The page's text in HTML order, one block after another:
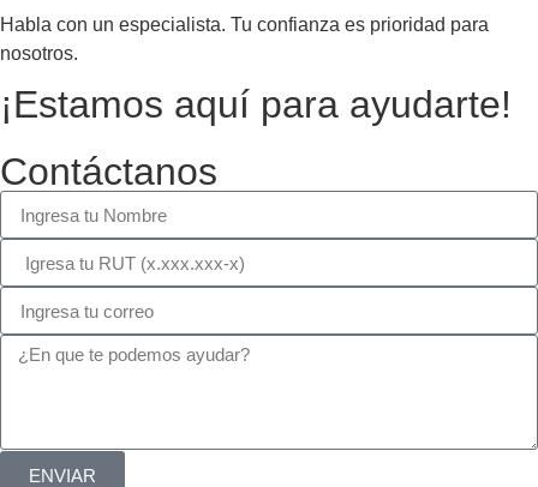
Habla con un especialista. Tu confianza es prioridad para
nosotros.
¡Estamos aquí para ayudarte!
Contáctanos
ENVIAR